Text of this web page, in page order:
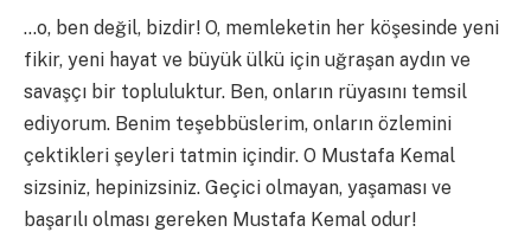
…o, ben değil, bizdir! O, memleketin her köşesinde yeni
fikir, yeni hayat ve büyük ülkü için uğraşan aydın ve
savaşçı bir topluluktur. Ben, onların rüyasını temsil
ediyorum. Benim teşebbüslerim, onların özlemini
çektikleri şeyleri tatmin içindir. O Mustafa Kemal
sizsiniz, hepinizsiniz. Geçici olmayan, yaşaması ve
başarılı olması gereken Mustafa Kemal odur!